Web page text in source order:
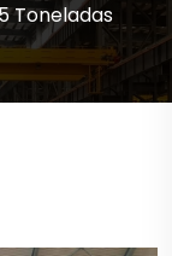
Toneladas